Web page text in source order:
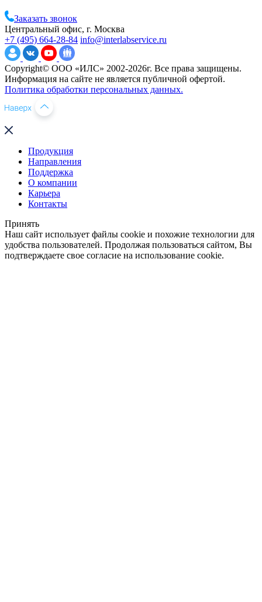
Заказать звонок
Центральный офис, г. Москва
+7 (495) 664-28-84 info@interlabservice.ru
Copyright© ООО «ИЛС» 2002-2026г. Все права защищены.
Информация на сайте не является публичной офертой.
Политика обработки персональных данных.
Продукция
Направления
Поддержка
О компании
Карьера
Контакты
Принять
Наш сайт использует файлы cookie и похожие технологии для
удобства пользователей. Продолжая пользоваться сайтом, Вы
подтверждаете свое согласие на использование cookie.